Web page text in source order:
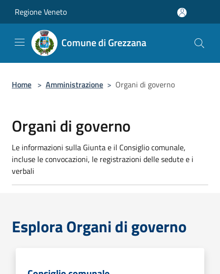
Regione Veneto
Comune di Grezzana
Home > Amministrazione > Organi di governo
Organi di governo
Le informazioni sulla Giunta e il Consiglio comunale,
incluse le convocazioni, le registrazioni delle sedute e i
verbali
Esplora Organi di governo